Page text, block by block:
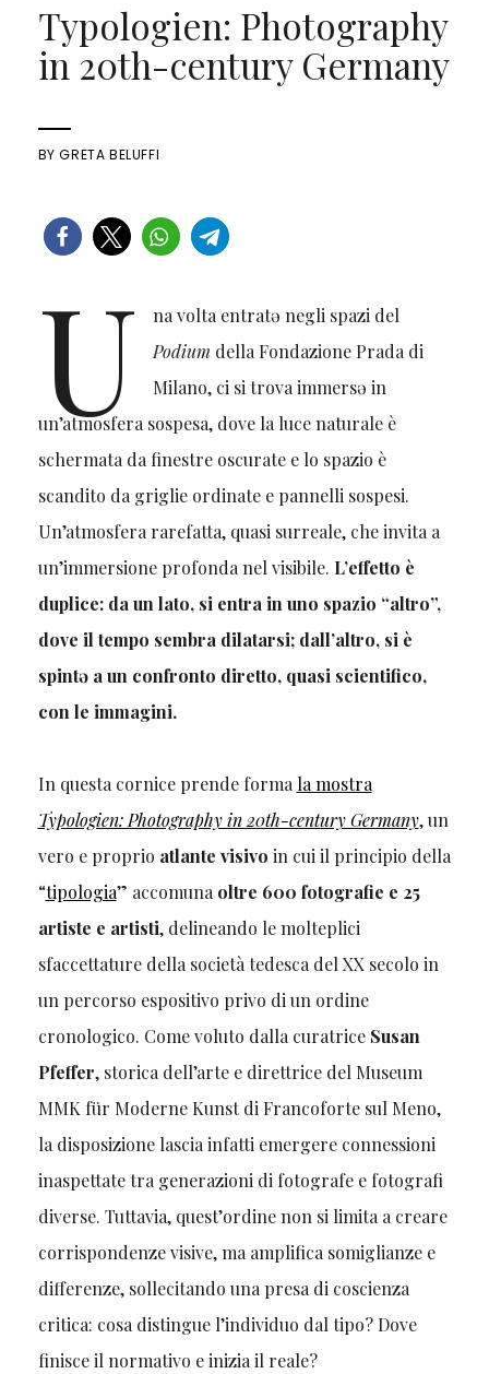
Typologien: Photography
in 20th-century Germany
BYGRETA BELUFFI
U
na volta entratə negli spazi del
Podium della Fondazione Prada di
Milano, ci si trova immersə in
un’atmosfera sospesa, dove la luce naturale è
schermata da finestre oscurate e lo spazio è
scandito da griglie ordinate e pannelli sospesi.
Un’atmosfera rarefatta, quasi surreale, che invita a
un’immersione profonda nel visibile. L’effetto è
duplice: da un lato, si entra in uno spazio “altro”,
dove il tempo sembra dilatarsi; dall’altro, si è
spintə a un confronto diretto, quasi scientifico,
con le immagini.
In questa cornice prende formala mostra
Typologien: Photography in 20th-century Germany, un
vero e proprio atlante visivo in cui il principio della
“tipologia” accomunaoltre 600 fotografie e 25
artiste e artisti, delineando le molteplici
sfaccettature della società tedesca del XX secolo in
un percorso espositivo privo di un ordine
cronologico. Come voluto dalla curatrice Susan
Pfeffer, storica dell’arte e direttrice del Museum
MMK für Moderne Kunst di Francoforte sul Meno,
la disposizione lascia infatti emergere connessioni
inaspettate tra generazioni di fotografe e fotografi
diverse. Tuttavia, quest’ordine non si limita a creare
corrispondenze visive, ma amplifica somiglianze e
differenze, sollecitando una presa di coscienza
critica: cosa distingue l’individuo dal tipo? Dove
finisce il normativo e inizia il reale?